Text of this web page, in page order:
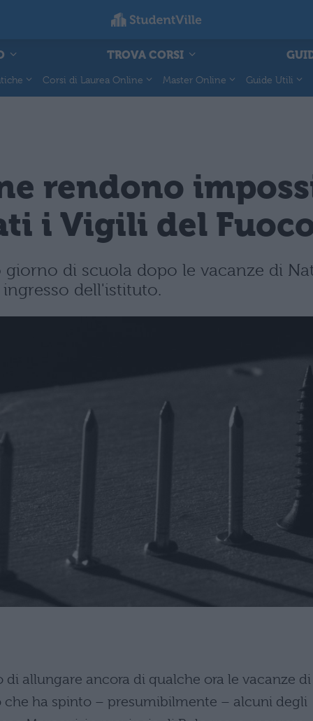
TROVA CORSI
Corsi di Laurea Online Master Online Guide Utili
rendono
i Vigili del
di scuola dopo le vacanze di
dell'istituto.
allungare ancora di qualche ora le vacanze di
che ha spinto – presumibilmente – alcuni degli